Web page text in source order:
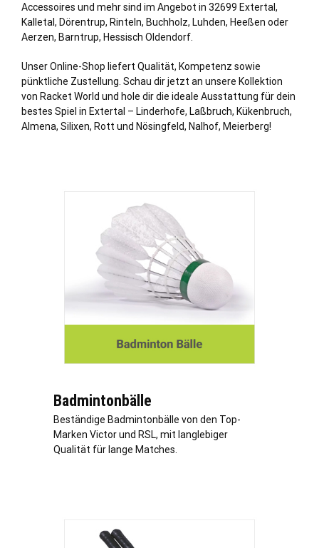
Accessoires und mehr sind im Angebot in 32699 Extertal,
Kalletal , Dörentrup, Rinteln, Buchholz, Luhden, Heeßen oder
Aerzen, Barntrup, Hessisch Oldendorf
Unser Online-Shop liefert Qualität, Kompetenz sowie
pünktliche Zustellung. Schau dir jetzt an unsere Kollektion
von Racket World und hole dir die ideale Ausstattung für dein
bestes Spiel in Extertal – Linderhofe, Laßbruch, Kükenbruch,
Almena, Silixen, Rott und Nösingfeld, Nalhof, Meierberg!
Badmintonbälle
Beständige Badmintonbälle von den Top-
Marken Victor und RSL, mit langlebiger
Qualität für lange Matches.